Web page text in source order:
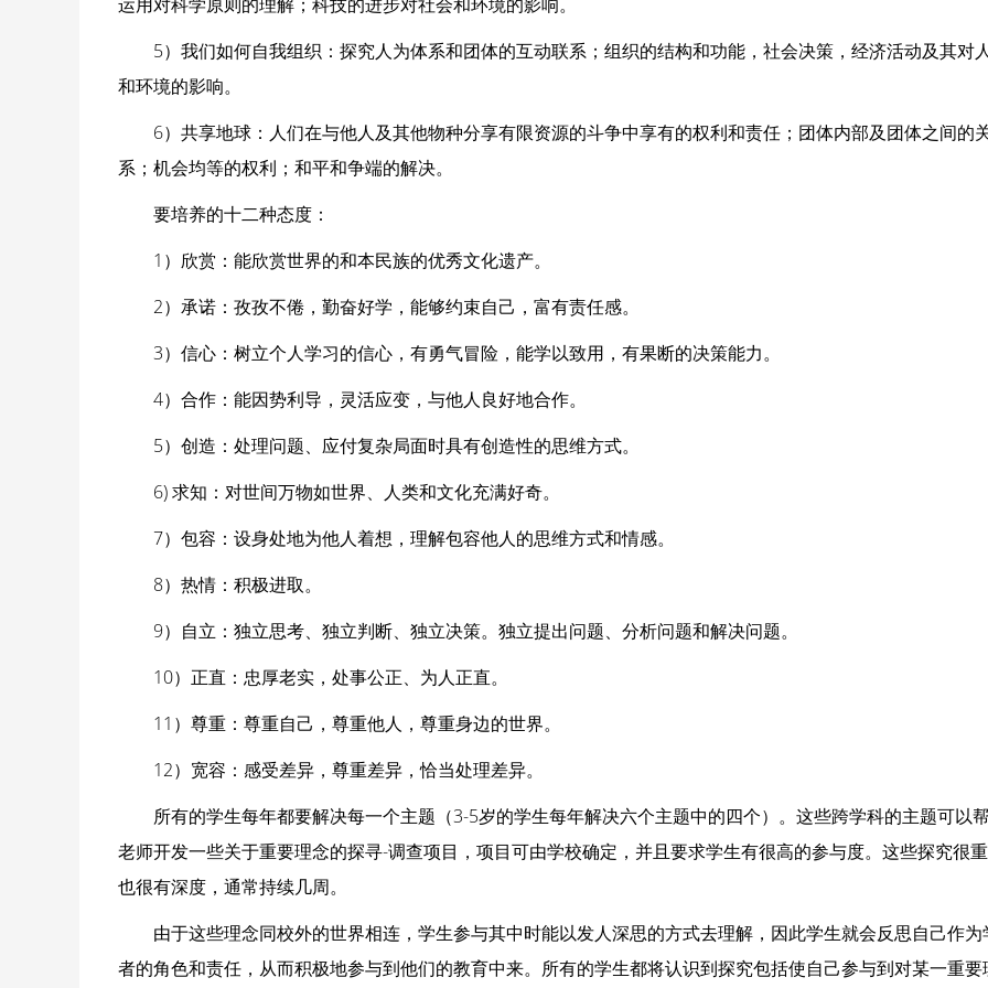
5）我们如何自我组织：探究人为体系和团体的互动联系；组织的结构和功能，社会决策，经济活动及其对
和环境的影响。
6）共享地球：人们在与他人及其他物种分享有限资源的斗争中享有的权利和责任；团体内部及团体之间的
系；机会均等的权利；和平和争端的解决。
要培养的十二种态度：
1）欣赏：能欣赏世界的和本民族的优秀文化遗产。
2）承诺：孜孜不倦，勤奋好学，能够约束自己，富有责任感。
3）信心：树立个人学习的信心，有勇气冒险，能学以致用，有果断的决策能力。
4）合作：能因势利导，灵活应变，与他人良好地合作。
5）创造：处理问题、应付复杂局面时具有创造性的思维方式。
6) 求知：对世间万物如世界、人类和文化充满好奇。
7）包容：设身处地为他人着想，理解包容他人的思维方式和情感。
8）热情：积极进取。
9）自立：独立思考、独立判断、独立决策。独立提出问题、分析问题和解决问题。
10）正直：忠厚老实，处事公正、为人正直。
11）尊重：尊重自己，尊重他人，尊重身边的世界。
12）宽容：感受差异，尊重差异，恰当处理差异。
所有的学生每年都要解决每一个主题（3-5岁的学生每年解决六个主题中的四个）。这些跨学科的主题可以
老师开发一些关于重要理念的探寻-调查项目，项目可由学校确定，并且要求学生有很高的参与度。这些探究很
也很有深度，通常持续几周。
由于这些理念同校外的世界相连，学生参与其中时能以发人深思的方式去理解，因此学生就会反思自己作为
者的角色和责任，从而积极地参与到他们的教育中来。所有的学生都将认识到探究包括使自己参与到对某一重要